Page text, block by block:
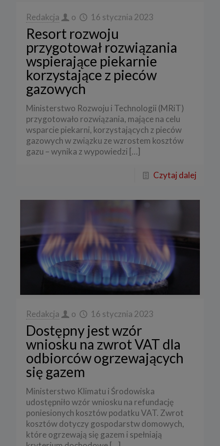
Redakcja o 16 stycznia 2023
Resort rozwoju
przygotował rozwiązania
wspierające piekarnie
korzystające z pieców
gazowych
Ministerstwo Rozwoju i Technologii (MRiT)
przygotowało rozwiązania, mające na celu
wsparcie piekarni, korzystających z pieców
gazowych w związku ze wzrostem kosztów
gazu – wynika z wypowiedzi […]
Czytaj dalej
Redakcja o 16 stycznia 2023
Dostępny jest wzór
wniosku na zwrot VAT dla
odbiorców ogrzewających
się gazem
Ministerstwo Klimatu i Środowiska
udostępniło wzór wniosku na refundację
poniesionych kosztów podatku VAT. Zwrot
kosztów dotyczy gospodarstw domowych,
które ogrzewają się gazem i spełniają